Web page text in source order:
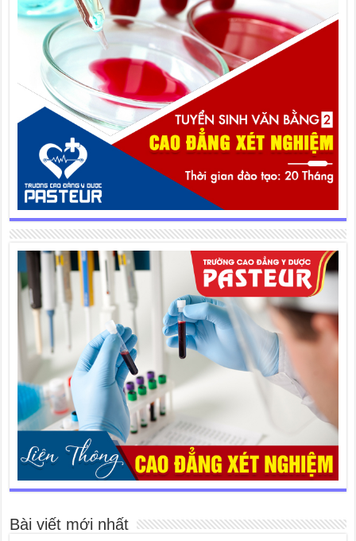
Bài viết mới nhất